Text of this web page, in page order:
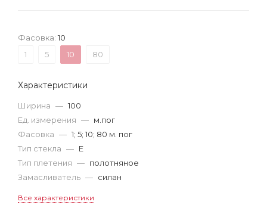
Фасовка: 10
1
5 10 80
Характеристики
Ширина — 100
Ед. измерения — м.пог
Фасовка — 1; 5; 10; 80 м. пог
Тип стекла — Е
Тип плетения — полотняное
Замасливатель — силан
Все характеристики